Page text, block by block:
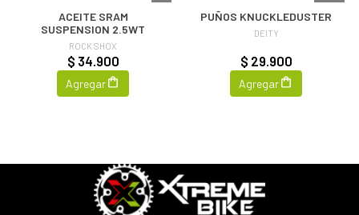
ACEITE SRAM
SUSPENSION 2.5WT
ROCK SHOX
$ 34.900
Agregar
PUÑOS KNUCKLEDUSTER
DEITY
$ 29.900
Agregar